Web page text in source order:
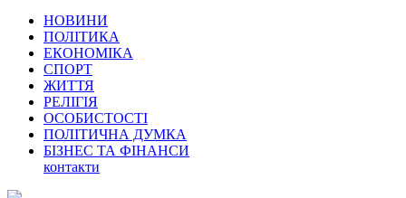
НОВИНИ
ПОЛІТИКА
ЕКОНОМІКА
СПОРТ
ЖИТТЯ
РЕЛІГІЯ
ОСОБИСТОСТІ
ПОЛІТИЧНА ДУМКА
БІЗНЕС ТА ФІНАНСИ
контакти